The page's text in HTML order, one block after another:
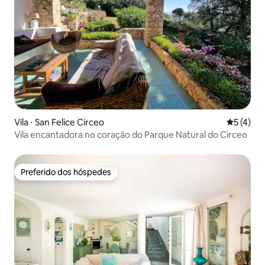
Vila ⋅ San Felice Circeo 5 de
5 (4)
Vila encantadora no coração do Parque Natural do Circeo
Preferido dos hóspedes
Preferido dos hóspedes